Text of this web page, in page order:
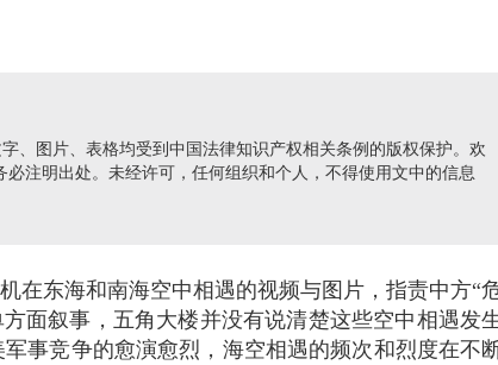
、图片、表格均受到中国法律知识产权相关条例的版权保护。欢
mail)
必注明出处。未经许可，任何组织和个人，不得使用文中的信息
在东海和南海空中相遇的视频与图片，指责中方“
面叙事，五角大楼并没有说清楚这些空中相遇发
事竞争的愈演愈烈，海空相遇的频次和烈度在不